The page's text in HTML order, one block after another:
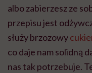
albo zabierzesz ze
przepisu jest
służybrzozowy
co daje nam solidną
nastak potrzebuje.